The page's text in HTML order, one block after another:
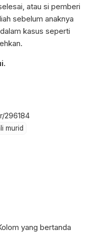
atau si pemberi
sebelum anaknya
kasus seperti
296184
murid
yang bertanda